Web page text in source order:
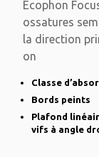
Ecophon
ossatures
la direction
on
Classe
Bords peints
Plafond
vifs à angle